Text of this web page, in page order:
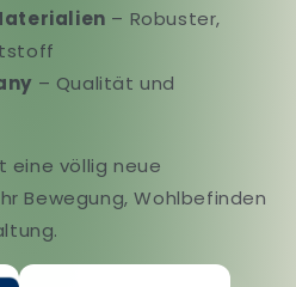
– Robuster,
– Qualität und
eine völlig neue
Bewegung, Wohlbefinden